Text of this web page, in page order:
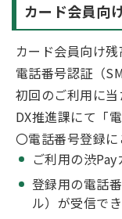
カード会員向
カード会員向け
電話番号認証（
初回のご利用に
DX推進課にて「
〇電話番号登録
ご利用の渋Pay
登録用の電話
ル）が受信で